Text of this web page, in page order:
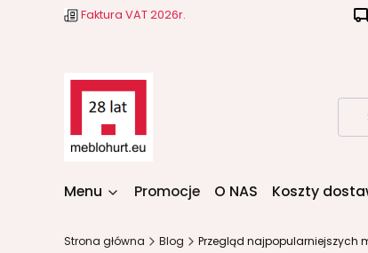
Faktura VAT 2026r.
Menu Promocje O NAS Koszty
Strona główna Blog Przegląd najpopularniejszych